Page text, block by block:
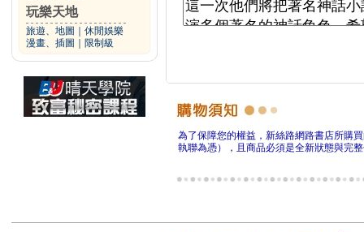
玩樂天地
旅遊、地圖
休閒娛樂
漫畫、插圖
限制級
為了保障您的權益，新絲路網路書店所購
執聯為憑），且商品必須是全新狀態與完